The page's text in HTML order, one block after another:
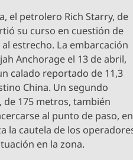
el petrolero Rich Starry, de
su curso en cuestión de
estrecho. La embarcación
Anchorage el 13 de abril,
calado reportado de 11,3
China. Un segundo
175 metros, también
al punto de paso, en
la cautela de los
en la zona.